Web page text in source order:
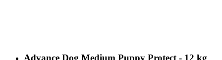
Advance Dog Medium Puppy Protect - 12 kg